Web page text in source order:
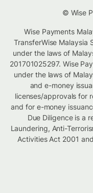
© Wise
Wise Payments
TransferWise Malaysia
under the laws of
201701025297. Wise
under the laws of
and e-money
licenses/approvals for
and for e-money
Due Diligence is a
Laundering, Anti-
Activities Act 2001